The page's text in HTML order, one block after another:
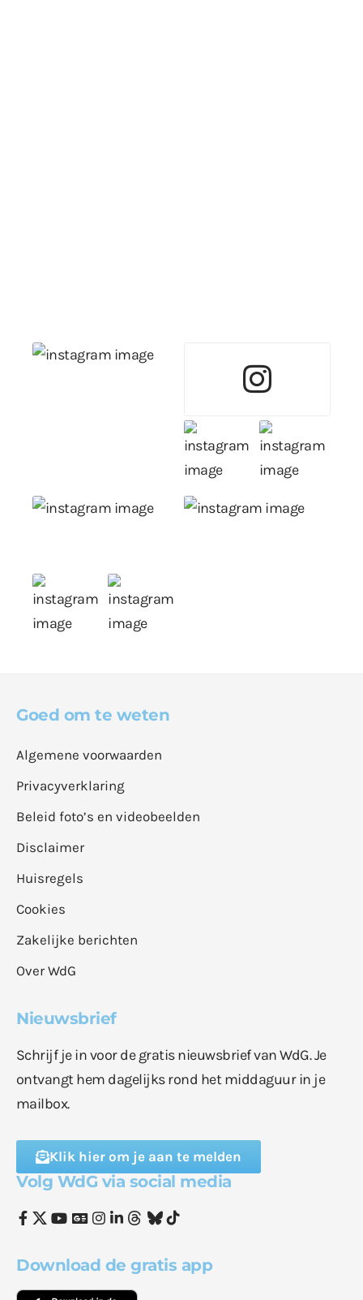
Goed om te weten
Algemene voorwaarden
Privacyverklaring
Beleid foto’s en videobeelden
Disclaimer
Huisregels
Cookies
Zakelijke berichten
Over WdG
Nieuwsbrief
Schrijf je in voor de gratis nieuwsbrief van WdG. Je
ontvangt hem dagelijks rond het middaguur in je
mailbox.
Klik hier om je aan te melden
Volg WdG via social media
Download de gratis app